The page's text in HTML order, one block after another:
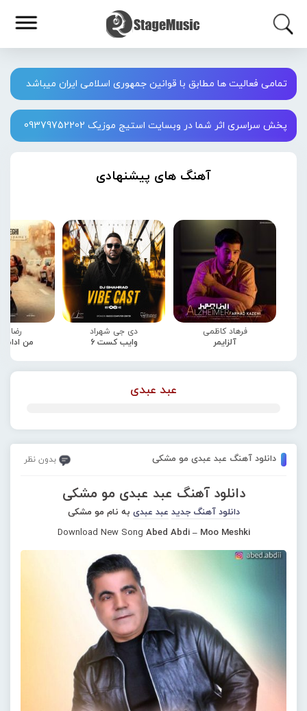
تمامی فعالیت ها مطابق با قوانین جمهوری اسلامی ایران میباشد
پخش سراسری اثر شما در وبسایت استیج موزیک 09379752202
آهنگ های پیشنهادی
فرهاد کاظمی
آلزایمر
دی جی شهراد
وایب کست 6
رضا
من
عبد عبدی
دانلود آهنگ عبد عبدی مو مشکی بدون نظر
دانلود آهنگ عبد عبدی مو مشکی
دانلود آهنگ جدید عبد عبدی به نام مو مشکی
Download New Song Abed Abdi – Moo Meshki